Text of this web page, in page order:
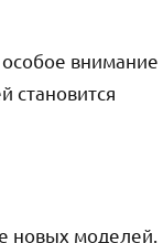
внимание
становится
новых моделей.